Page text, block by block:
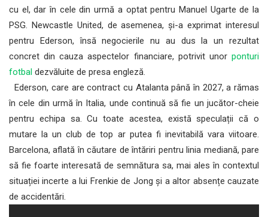
cu el, dar în cele din urmă a optat pentru Manuel Ugarte de la
PSG. Newcastle United, de asemenea, și-a exprimat interesul
pentru Ederson, însă negocierile nu au dus la un rezultat
concret din cauza aspectelor financiare, potrivit unor ponturi
fotbal dezvăluite de presa engleză.
Ederson, care are contract cu Atalanta până în 2027, a rămas
în cele din urmă în Italia, unde continuă să fie un jucător-cheie
pentru echipa sa. Cu toate acestea, există speculații că o
mutare la un club de top ar putea fi inevitabilă vara viitoare.
Barcelona, aflată în căutare de întăriri pentru linia mediană, pare
să fie foarte interesată de semnătura sa, mai ales în contextul
situației incerte a lui Frenkie de Jong și a altor absențe cauzate
de accidentări.